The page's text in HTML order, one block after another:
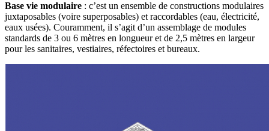
Base vie modulaire : c’est un ensemble de constructions modulaires
juxtaposables (voire superposables) et raccordables (eau, électricité,
eaux usées). Couramment, il s’agit d’un assemblage de modules
standards de 3 ou 6 mètres en longueur et de 2,5 mètres en largeur
pour les sanitaires, vestiaires, réfectoires et bureaux.